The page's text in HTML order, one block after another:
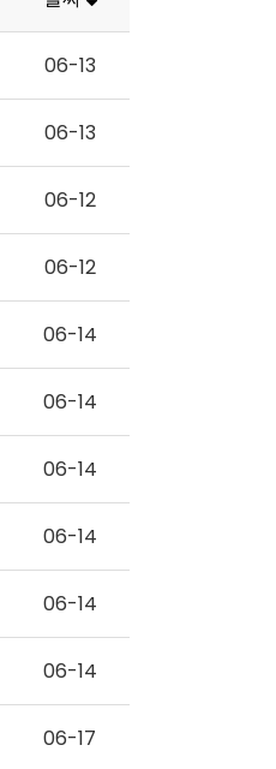
06-13
06-13
06-12
06-12
06-14
06-14
06-14
06-14
06-14
06-14
06-17